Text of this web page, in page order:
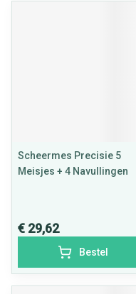
Scheermes Precisie 5
Meisjes + 4 Navullingen
€ 29,62
Bestel